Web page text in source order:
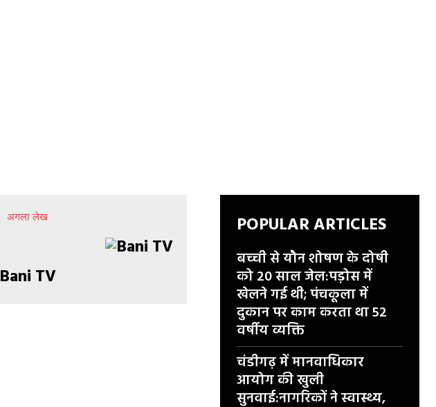
अगला लेख
Bani TV
POPULAR ARTICLES
बच्ची से यौन शोषण के दोषी
को 20 साल जेल:पड़ोस में
खेलने गई थी; पंचकूला में
दुकान पर काम करता था 52
वर्षीय व्यक्ति
चंडीगढ़ में मानवाधिकार
आयोग की खुली
सुनवाई:नागरिकों ने स्वास्थ्य,